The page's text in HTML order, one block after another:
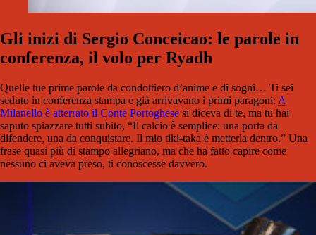
Gli inizi di Sergio Conceicao: le parole in
conferenza, il volo per Ryadh
Quelle tue prime parole da condottiero d’anime e di sogni… Ti sei
seduto in conferenza stampa e già arrivavano i primi paragoni: A
Milanello è atterrato il Conte Portoghese si diceva di te, ma tu hai
saputo spiazzare tutti subito, “Il calcio è semplice: una porta da
difendere, una da conquistare. Il mio tiki-taka è metterla dentro.” Una
frase quasi più di stampo allegriano, ma che ha fatto capire come
nessuno ci aveva preso, ti conoscesse davvero.